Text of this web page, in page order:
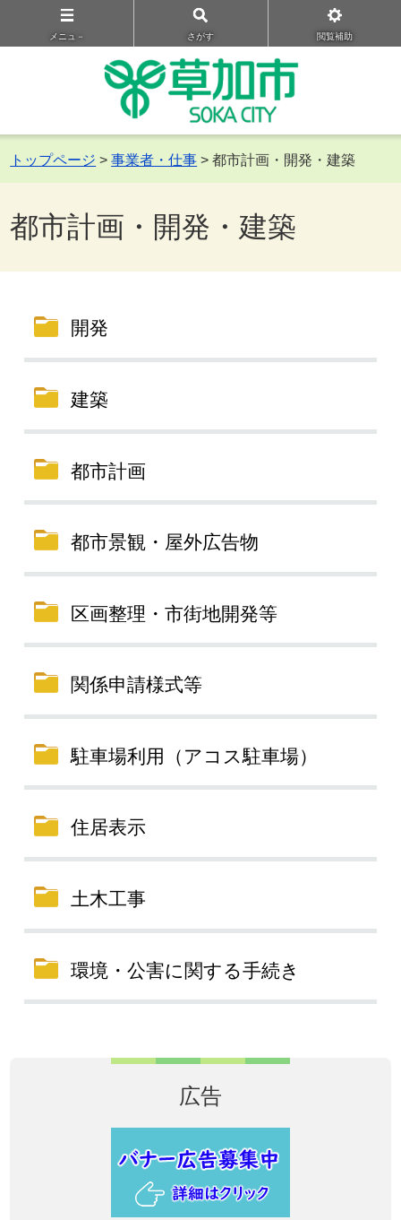
メニュ－ さがす 閲覧補助
トップページ >事業者・仕事 > 都市計画・開発・建築
都市計画・開発・建築
開発
建築
都市計画
都市景観・屋外広告物
区画整理・市街地開発等
関係申請様式等
駐車場利用（アコス駐車場）
住居表示
土木工事
環境・公害に関する手続き
広告